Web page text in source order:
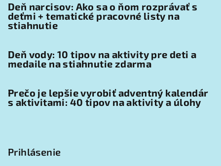
Deň narcisov: Ako sa o ňom rozprávať s
deťmi + tematické pracovné listy na
stiahnutie
Deň vody: 10 tipov na aktivity pre deti a
medaile na stiahnutie zdarma
Prečo je lepšie vyrobiť adventný kalendár
s aktivitami: 40 tipov na aktivity a úlohy
Prihlásenie